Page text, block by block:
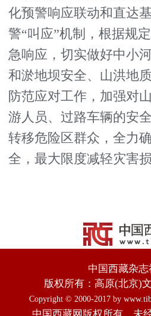
化预警响应联动和直达
警“叫应”机制，根据规
急响应，切实做好中小
和淤地坝安全、山洪地
防范应对工作，加强对
游人员、过路车辆的安
转移危险区群众，全力
全，最大限度减轻灾害损
中国西藏杂
版权所有：高原(北京)
Copyright © 2000-2017 by
中国西藏网版权所有，未